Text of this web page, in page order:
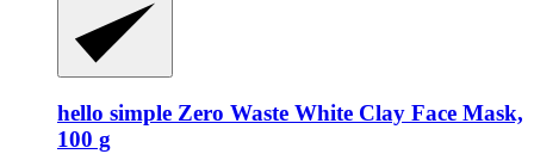
hello simple Zero Waste White Clay Face Mask,
100 g